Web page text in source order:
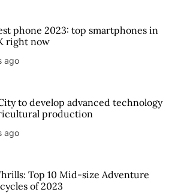
phone 2023: top smartphones in
right now
ago
to develop advanced technology
production
ago
Top 10 Mid-size Adventure
of 2023